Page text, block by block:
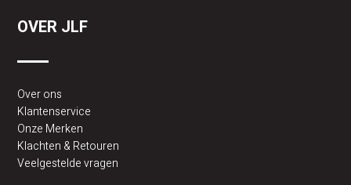
OVER JLF
Over ons
Klantenservice
Onze Merken
Klachten & Retouren
Veelgestelde vragen